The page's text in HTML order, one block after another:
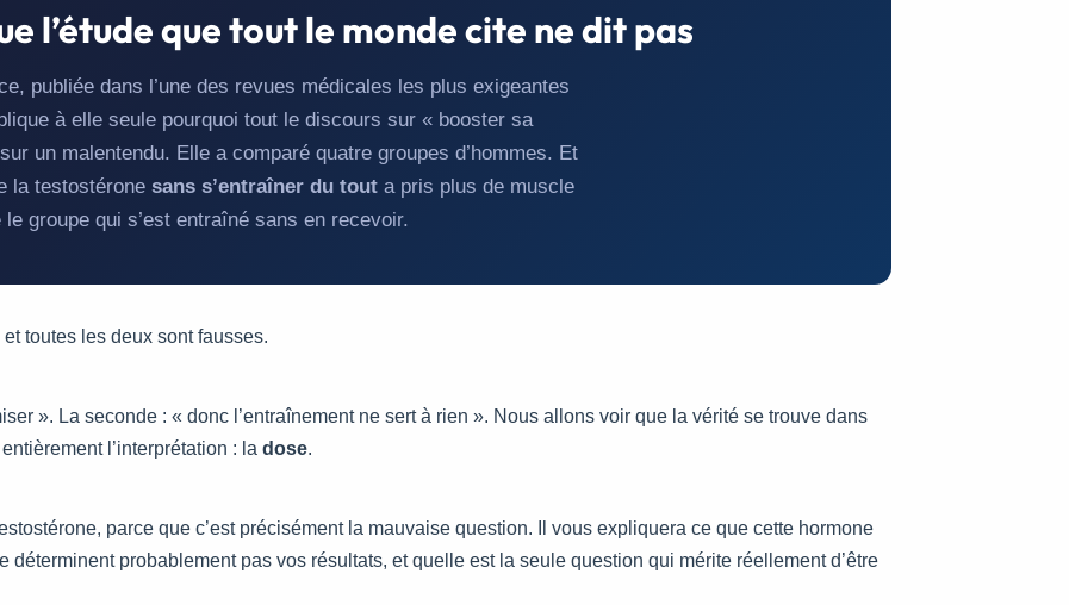
l’étude que tout le monde cite ne dit pas
publiée dans l’une des revues médicales les plus exigeantes
à elle seule pourquoi tout le discours sur « booster sa
un malentendu. Elle a comparé quatre groupes d’hommes. Et
la testostérone sans s’entraîner du touta pris plus de muscle
le groupe qui s’est entraîné sans en recevoir.
toutes les deux sont fausses.
». La seconde : « donc l’entraînement ne sert à rien ». Nous allons voir que la vérité se trouve dans
l’interprétation : la dose.
parce que c’est précisément la mauvaise question. Il vous expliquera ce que cette hormone
probablement pas vos résultats, et quelle est la seule question qui mérite réellement d’être